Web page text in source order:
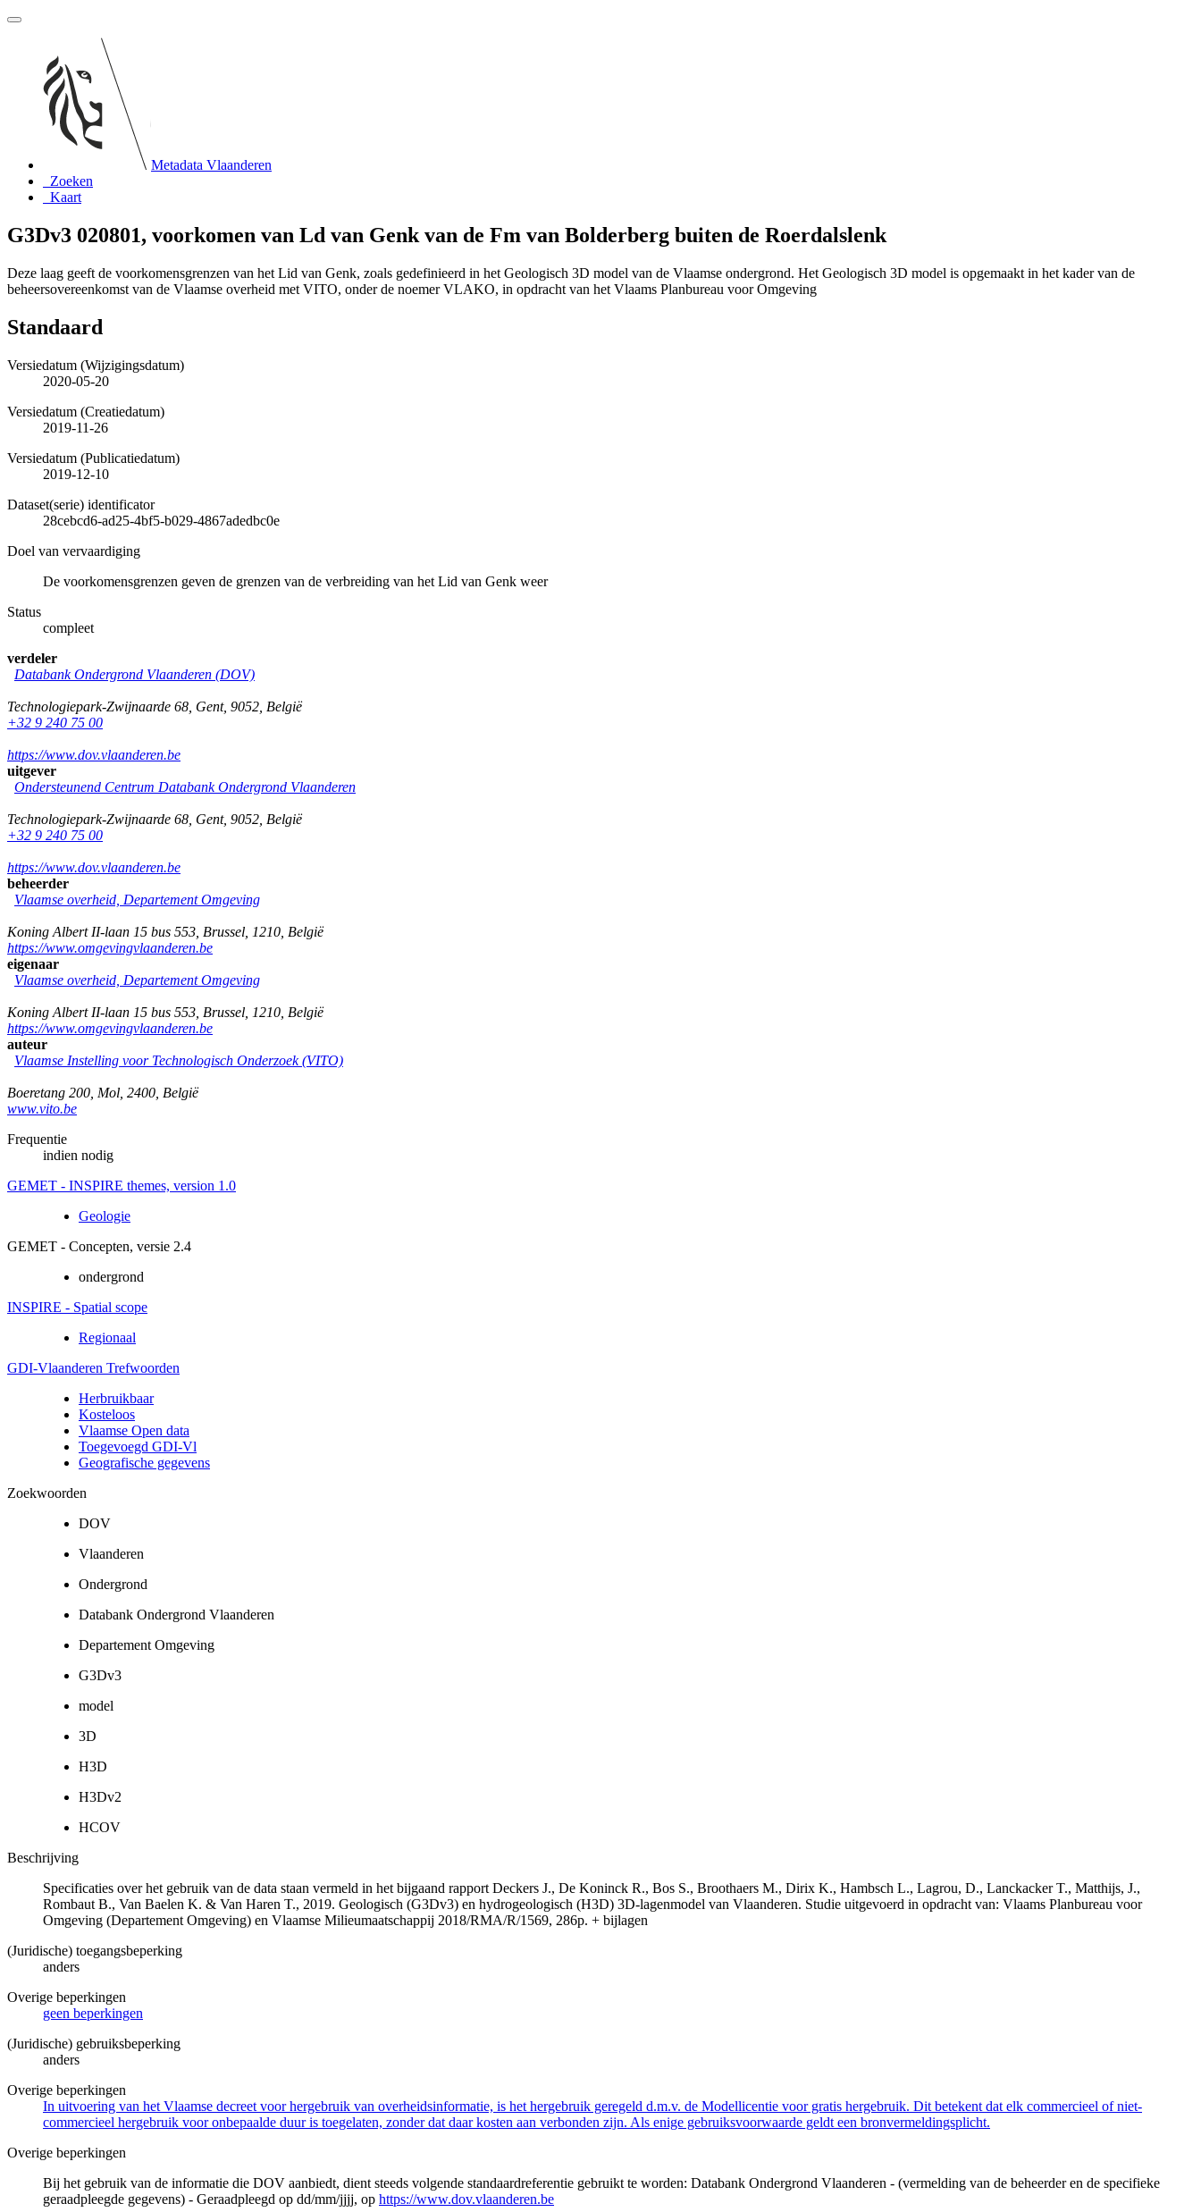
Metadata Vlaanderen
Zoeken
Kaart
G3Dv3 020801, voorkomen van Ld van Genk van de Fm van Bolderberg buiten de Roerdalslenk
Deze laag geeft de voorkomensgrenzen van het Lid van Genk, zoals gedefinieerd in het Geologisch 3D model van de Vlaamse ondergrond. Het Geologisch 3D model is opgemaakt in het kader van de
beheersovereenkomst van de Vlaamse overheid met VITO, onder de noemer VLAKO, in opdracht van het Vlaams Planbureau voor Omgeving
Standaard
Versiedatum (Wijzigingsdatum)
2020-05-20
Versiedatum (Creatiedatum)
2019-11-26
Versiedatum (Publicatiedatum)
2019-12-10
Dataset(serie) identificator
28cebcd6-ad25-4bf5-b029-4867adedbc0e
Doel van vervaardiging
De voorkomensgrenzen geven de grenzen van de verbreiding van het Lid van Genk weer
Status
compleet
verdeler
Databank Ondergrond Vlaanderen (DOV)
Technologiepark-Zwijnaarde 68 Gent, 9052 België
+32 9 240 75 00
https://www.dov.vlaanderen.be
uitgever
Ondersteunend Centrum Databank Ondergrond Vlaanderen
Technologiepark-Zwijnaarde 68 Gent, 9052 België
+32 9 240 75 00
https://www.dov.vlaanderen.be
beheerder
Vlaamse overheid, Departement Omgeving
Koning Albert II-laan 15 bus 553 Brussel 1210 België
https://www.omgevingvlaanderen.be
eigenaar
Vlaamse overheid, Departement Omgeving
Koning Albert II-laan 15 bus 553 Brussel 1210 België
https://www.omgevingvlaanderen.be
auteur
Vlaamse Instelling voor Technologisch Onderzoek (VITO)
Boeretang 200 Mol 2400 België
www.vito.be
Frequentie
indien nodig
GEMET - INSPIRE themes, version 1.0
Geologie
GEMET - Concepten, versie 2.4
ondergrond
INSPIRE - Spatial scope
Regionaal
GDI-Vlaanderen Trefwoorden
Herbruikbaar
Kosteloos
Vlaamse Open data
Toegevoegd GDI-Vl
Geografische gegevens
Zoekwoorden
DOV
Vlaanderen
Ondergrond
Databank Ondergrond Vlaanderen
Departement Omgeving
G3Dv3
model
3D
H3D
H3Dv2
HCOV
Beschrijving
Specificaties over het gebruik van de data staan vermeld in het bijgaand rapport Deckers J., De Koninck R., Bos S., Broothaers M., Dirix K., Hambsch L., Lagrou, D., Lanckacker T., Matthijs, J.,
Rombaut B., Van Baelen K. & Van Haren T., 2019. Geologisch (G3Dv3) en hydrogeologisch (H3D) 3D-lagenmodel van Vlaanderen. Studie uitgevoerd in opdracht van: Vlaams Planbureau voor
Omgeving (Departement Omgeving) en Vlaamse Milieumaatschappij 2018/RMA/R/1569, 286p. + bijlagen
(Juridische) toegangsbeperking
anders
Overige beperkingen
geen beperkingen
(Juridische) gebruiksbeperking
anders
Overige beperkingen
In uitvoering van het Vlaamse decreet voor hergebruik van overheidsinformatie, is het hergebruik geregeld d.m.v. de Modellicentie voor gratis hergebruik. Dit betekent dat elk commercieel of niet-
commercieel hergebruik voor onbepaalde duur is toegelaten, zonder dat daar kosten aan verbonden zijn. Als enige gebruiksvoorwaarde geldt een bronvermeldingsplicht.
Overige beperkingen
Bij het gebruik van de informatie die DOV aanbiedt, dient steeds volgende standaardreferentie gebruikt te worden: Databank Ondergrond Vlaanderen - (vermelding van de beheerder en de specifieke
geraadpleegde gegevens) - Geraadpleegd op dd/mm/jjjj, op https://www.dov.vlaanderen.be